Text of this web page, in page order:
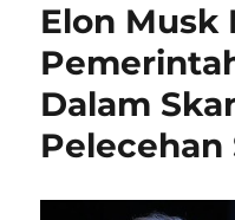
Elon Musk
Dalam
Pelecehan